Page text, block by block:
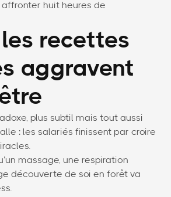
huit heures de
recettes
aggravent
plus subtil mais tout aussi
: les salariés finissent par croire
massage, une respiration
découverte de soi en forêt va